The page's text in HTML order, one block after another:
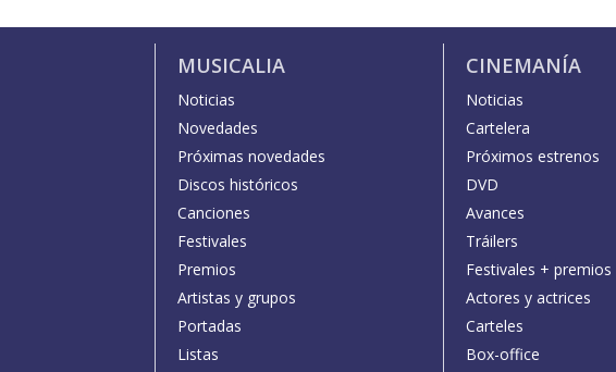
MUSICALIA
Noticias
Novedades
Próximas novedades
Discos históricos
Canciones
Festivales
Premios
Artistas y grupos
Portadas
Listas
CINEMANÍA
Noticias
Cartelera
Próximos estrenos
DVD
Avances
Tráilers
Festivales + premios
Actores y actrices
Carteles
Box-office